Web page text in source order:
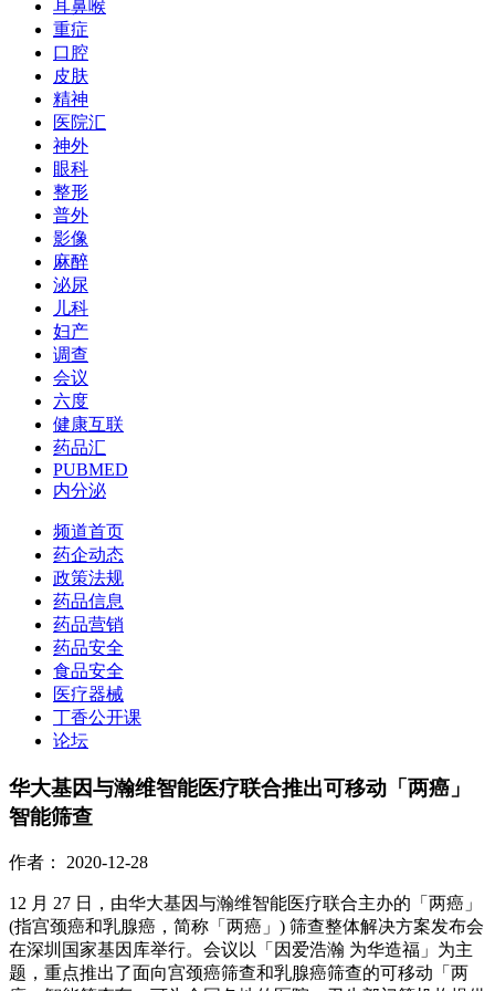
耳鼻喉
重症
口腔
皮肤
精神
医院汇
神外
眼科
整形
普外
影像
麻醉
泌尿
儿科
妇产
调查
会议
六度
健康互联
药品汇
PUBMED
内分泌
频道首页
药企动态
政策法规
药品信息
药品营销
药品安全
食品安全
医疗器械
丁香公开课
论坛
华大基因与瀚维智能医疗联合推出可移动「两癌」
智能筛查
作者： 2020-12-28
12 月 27 日，由华大基因与瀚维智能医疗联合主办的「两癌」
(指宫颈癌和乳腺癌，简称「两癌」) 筛查整体解决方案发布会
在深圳国家基因库举行。会议以「因爱浩瀚 为华造福」为主
题，重点推出了面向宫颈癌筛查和乳腺癌筛查的可移动「两